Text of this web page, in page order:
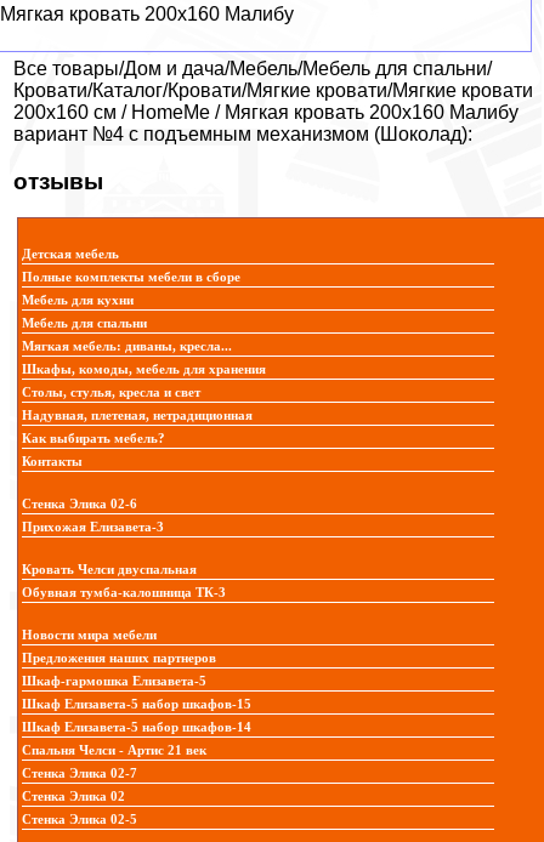
Мягкая кровать 200х160 Малибу
Все товары/Дом и дача/Мебель/Мебель для спальни/
Кровати/Каталог/Кровати/Мягкие кровати/Мягкие кровати
200х160 см / HomeMe / Мягкая кровать 200х160 Малибу
вариант №4 с подъемным механизмом (Шоколад):
отзывы
Детская мебель
Полные комплекты мебели в сборе
Мебель для кухни
Мебель для спальни
Мягкая мебель: диваны, кресла...
Шкафы, комоды, мебель для хранения
Столы, стулья, кресла и свет
Надувная, плетеная, нетрадиционная
Как выбирать мебель?
Контакты
Стенка Элика 02-6
Прихожая Елизавета-3
Кровать Челси двуспальная
Обувная тумба-калошница ТК-3
Новости мира мебели
Предложения наших партнеров
Шкаф-гармошка Елизавета-5
Шкаф Елизавета-5 набор шкафов-15
Шкаф Елизавета-5 набор шкафов-14
Спальня Челси - Артис 21 век
Стенка Элика 02-7
Стенка Элика 02
Стенка Элика 02-5